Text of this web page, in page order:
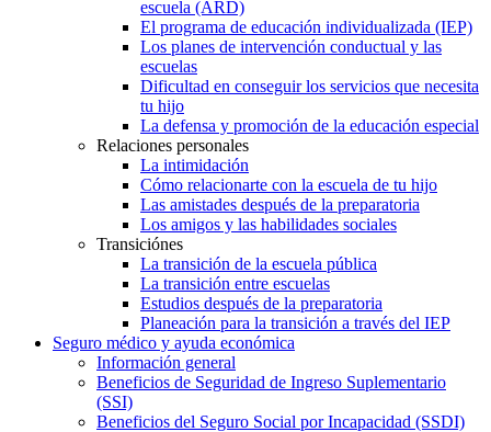
escuela (ARD)
El programa de educación individualizada (IEP)
Los planes de intervención conductual y las
escuelas
Dificultad en conseguir los servicios que necesita
tu hijo
La defensa y promoción de la educación especial
Relaciones personales
La intimidación
Cómo relacionarte con la escuela de tu hijo
Las amistades después de la preparatoria
Los amigos y las habilidades sociales
Transiciónes
La transición de la escuela pública
La transición entre escuelas
Estudios después de la preparatoria
Planeación para la transición a través del IEP
Seguro médico y ayuda económica
Información general
Beneficios de Seguridad de Ingreso Suplementario
(SSI)
Beneficios del Seguro Social por Incapacidad (SSDI)